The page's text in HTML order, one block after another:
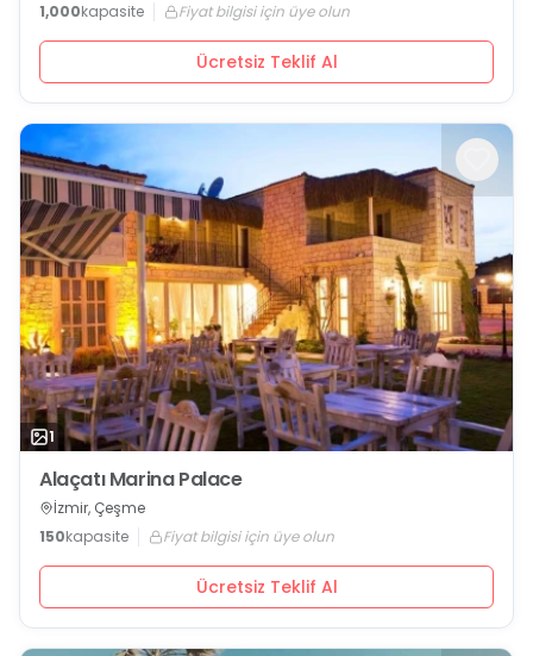
1,000kapasite Fiyat bilgisi için üye olun
Ücretsiz Teklif Al
1
Alaçatı Marina Palace
İzmir, Çeşme
150kapasite Fiyat bilgisi için üye olun
Ücretsiz Teklif Al